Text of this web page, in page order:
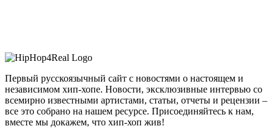
Первый русскоязычный сайт с новостями о настоящем и
независимом хип-хопе. Новости, эксклюзивные интервью со
всемирно известными артистами, статьи, отчеты и рецензии –
все это собрано на нашем ресурсе. Присоединяйтесь к нам,
вместе мы докажем, что хип-хоп жив!